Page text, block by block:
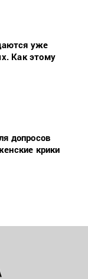
уже
Как этому
допросов
крики